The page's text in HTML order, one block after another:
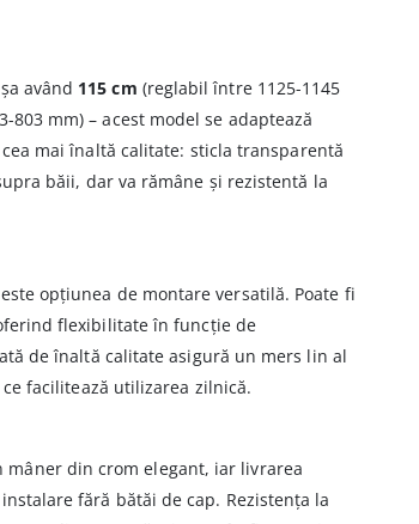
având 115 cm (reglabil între 1125-1145
803 mm) – acest model se adaptează
mai înaltă calitate: sticla transparentă
băii, dar va rămâne și rezistentă la
opțiunea de montare versatilă. Poate fi
flexibilitate în funcție de
de înaltă calitate asigură un mers lin al
facilitează utilizarea zilnică.
mâner din crom elegant, iar livrarea
fără bătăi de cap. Rezistența la